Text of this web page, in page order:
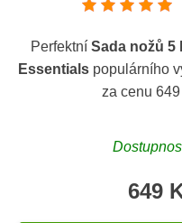
Perfektní Sada nožů 5
Essentials populárního
za cenu
649